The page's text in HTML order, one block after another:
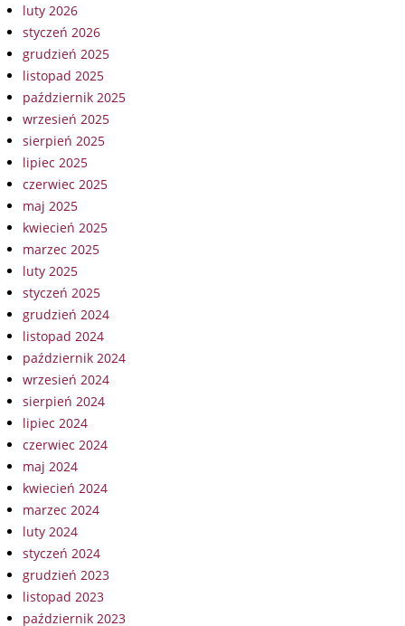
luty 2026
styczeń 2026
grudzień 2025
listopad 2025
październik 2025
wrzesień 2025
sierpień 2025
lipiec 2025
czerwiec 2025
maj 2025
kwiecień 2025
marzec 2025
luty 2025
styczeń 2025
grudzień 2024
listopad 2024
październik 2024
wrzesień 2024
sierpień 2024
lipiec 2024
czerwiec 2024
maj 2024
kwiecień 2024
marzec 2024
luty 2024
styczeń 2024
grudzień 2023
listopad 2023
październik 2023